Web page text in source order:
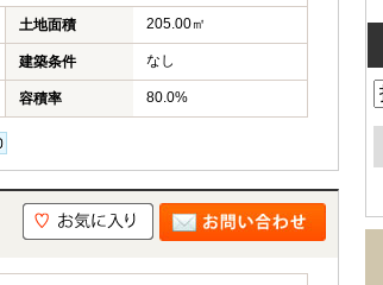
土地面積 205.00㎡
建築条件 なし
容積率 80.0%